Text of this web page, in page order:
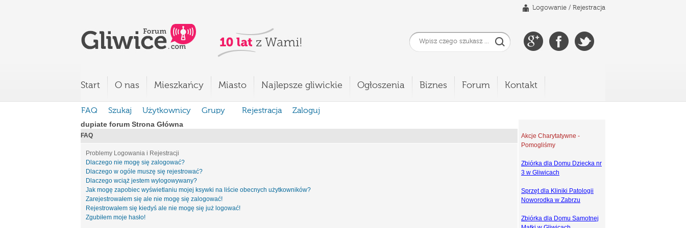
Logowanie / Rejestracja
Start O nas Mieszkańcy Miasto Najlepsze gliwickie Ogłoszenia Biznes Forum Kontakt
FAQ Szukaj Użytkownicy Grupy Rejestracja
Zaloguj
dupiate forum Strona Główna
FAQ
Problemy Logowania i Rejestracji
Dlaczego nie mogę się zalogować?
Dlaczego w ogóle muszę się rejestrować?
Dlaczego wciąż jestem wylogowywany?
Jak mogę zapobiec wyświetlaniu mojej ksywki na liście obecnych użytkowników?
Zarejestrowałem się ale nie mogę się zalogować!
Rejestrowałem się kiedyś ale nie mogę się już logować!
Zgubiłem moje hasło!
Akcje Charytatywne -
Pomogliśmy
Zbiórka dla Domu Dziecka nr
3 w Gliwicach
Sprzęt dla Kliniki Patologii
Noworodka w Zabrzu
Zbiórka dla Domu Samotnej